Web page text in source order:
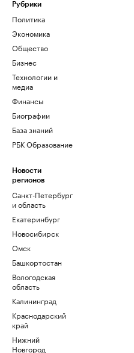
Рубрики
Политика
Экономика
Общество
Бизнес
Технологии и
медиа
Финансы
Биографии
База знаний
РБК Образование
Новости
регионов
Санкт-Петербург
и область
Екатеринбург
Новосибирск
Омск
Башкортостан
Вологодская
область
Калининград
Краснодарский
край
Нижний
Новгород